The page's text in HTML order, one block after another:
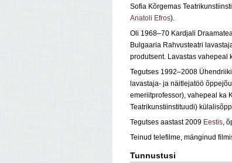
Sofia Kõrgemas
Anatoli Efros).
Oli 1968–70 Kardjali
Bulgaaria Rahvusteatri
produtsent. Lavastas vahepeal
Tegutses 1992–2008
lavastaja- ja näitlejatöö
emeriitprofessor), vahepeal ka
Teatrikunstiinstituudi)
Tegutses aastast 2009 Eestis,
Teinud telefilme, mänginud
Tunnustusi